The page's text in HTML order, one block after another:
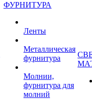
ФУРНИТУРА
Ленты
Металлическая
фурнитура
Молнии,
фурнитура для
молний